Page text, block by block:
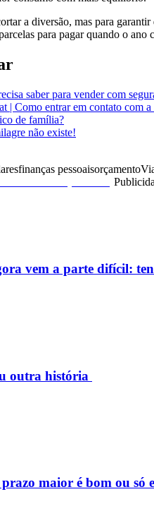
a diversão, mas para
para pagar quando o ano
saber para vender com
| Como entrar em contato com a
de família?
não existe!
finanças pessoaisorçamento
vem a parte difícil:
outra história
maior é bom ou